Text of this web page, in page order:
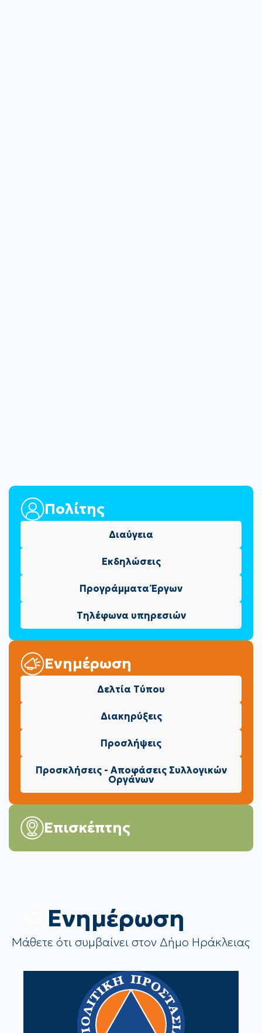
Πολίτης
Διαύγεια
Εκδηλώσεις
Προγράμματα Έργων
Τηλέφωνα υπηρεσιών
Ενημέρωση
Δελτία Τύπου
Διακηρύξεις
Προσλήψεις
Προσκλήσεις - Αποφάσεις Συλλογικών
Οργάνων
Επισκέπτης
Eνημέρωση
Μάθετε ότι συμβαίνει στον Δήμο Ηράκλειας